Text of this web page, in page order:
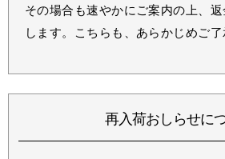
その場合も速やかにご案内の上、
します。こちらも、あらかじめご了
再入荷おしらせに